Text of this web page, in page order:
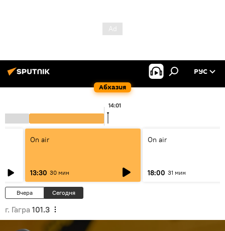
Абхазия
РУС
14:01
On air
13:30 30 мин
On air
18:00 31 мин
Вчера Сегодня
г. Гагра 101.3